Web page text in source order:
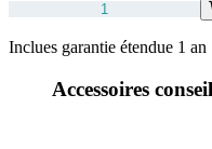
Inclues garantie étendue 1 an
Accessoires